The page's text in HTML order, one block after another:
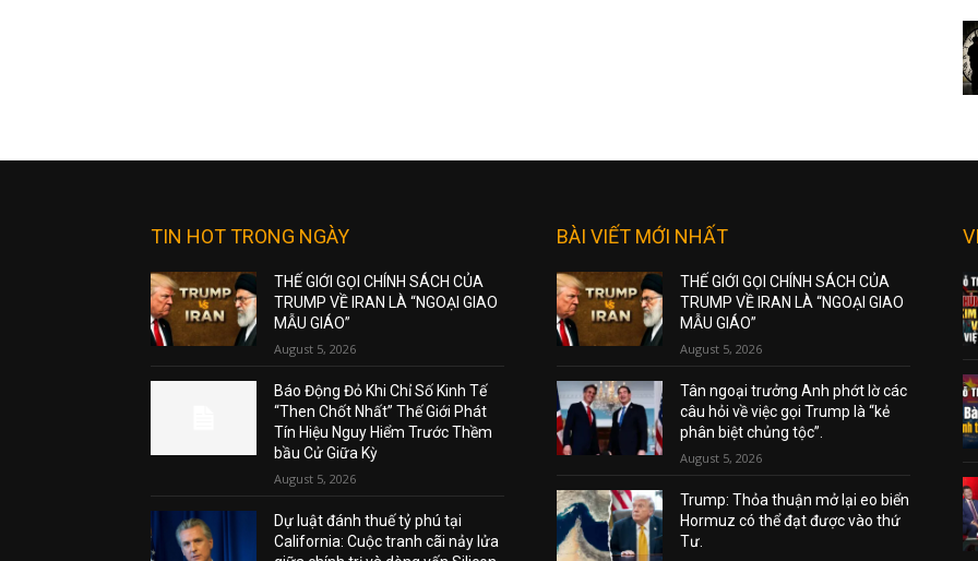
TIN HOT TRONG NGÀY
THẾ GIỚI GỌI CHÍNH SÁCH CỦA
TRUMP VỀ IRAN LÀ “NGOẠI GIAO
MẪU GIÁO”
August 5, 2026
Báo Động Đỏ Khi Chỉ Số Kinh Tế
“Then Chốt Nhất” Thế Giới Phát
Tín Hiệu Nguy Hiểm Trước Thềm
bầu Cử Giữa Kỳ
August 5, 2026
Dự luật đánh thuế tỷ phú tại
California: Cuộc tranh cãi nảy lửa
BÀI VIẾT MỚI NHẤT
THẾ GIỚI GỌI CHÍNH SÁCH CỦA
TRUMP VỀ IRAN LÀ “NGOẠI GIAO
MẪU GIÁO”
August 5, 2026
Tân ngoại trưởng Anh phớt lờ các
câu hỏi về việc gọi Trump là “kẻ
phân biệt chủng tộc”.
August 5, 2026
Trump: Thỏa thuận mở lại eo biển
Hormuz có thể đạt được vào thứ
Tư.